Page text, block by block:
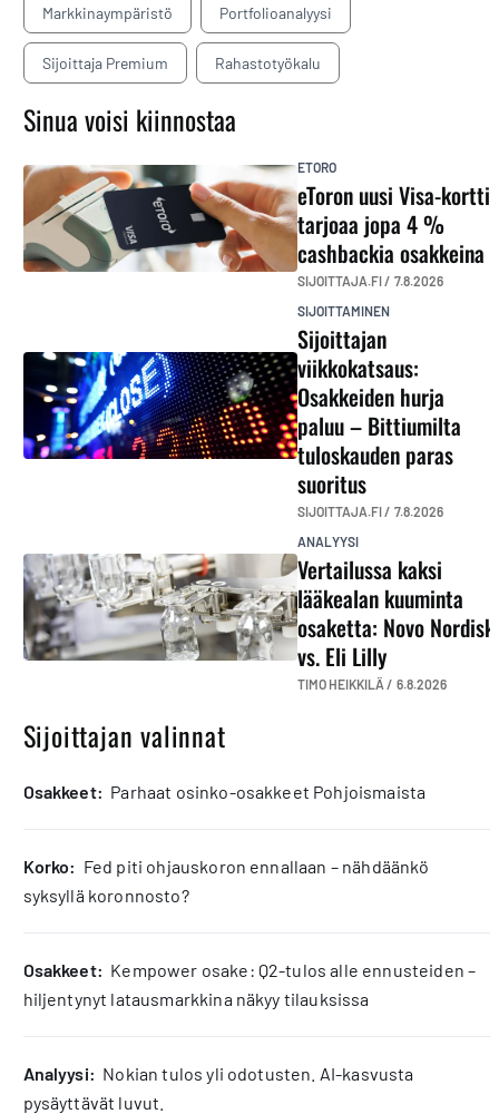
Markkinaympäristö Portfolioanalyysi
Sijoittaja Premium Rahastotyökalu
Sinua voisi kiinnostaa
ETORO
eToron uusi Visa-kortti
tarjoaa jopa 4 %
cashbackia osakkeina
SIJOITTAJA.FI / 7.8.2026
SIJOITTAMINEN
Sijoittajan
viikkokatsaus:
Osakkeiden hurja
paluu – Bittiumilta
tuloskauden paras
suoritus
SIJOITTAJA.FI / 7.8.2026
ANALYYSI
Vertailussa kaksi
lääkealan kuuminta
osaketta: Novo Nordisk
vs. Eli Lilly
TIMO HEIKKILÄ / 6.8.2026
Sijoittajan valinnat
osakkeet: Parhaat osinko-osakkeet Pohjoismaista
korko: Fed piti ohjauskoron ennallaan – nähdäänkö
syksyllä koronnosto?
osakkeet: Kempower osake: Q2-tulos alle ennusteiden –
hiljentynyt latausmarkkina näkyy tilauksissa
analyysi: Nokian tulos yli odotusten. AI-kasvusta
pysäyttävät luvut.